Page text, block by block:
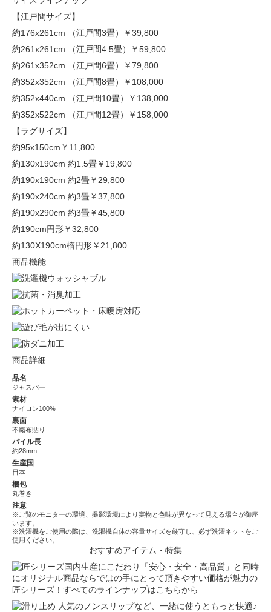
【江戸間サイズ】
約176x261cm （江戸間3畳）
￥39,800
約261x261cm （江戸間4.5畳）
￥59,800
約261x352cm （江戸間6畳）
￥79,800
約352x352cm （江戸間8畳）
￥108,000
約352x440cm （江戸間10畳）
￥138,000
約352x522cm （江戸間12畳）
￥158,000
【ラグサイズ】
約95x150cm ￥11,800
約130x190cm 約1.5畳￥19,800
約190x190cm 約2畳￥29,800
約190x240cm 約3畳￥37,800
約190x290cm 約3畳￥45,800
約190cm円形￥32,800
約130X190cm楕円形￥21,800
商品機能
商品詳細
品名
ジャスパー
素材
ナイロン100%
裏面
不織布貼り
パイル長
約28mm
生産国
日本
梱包
丸巻き
注意
※ご覧のモニターの環境、撮影環境により実物と色味が異なって見える場合が御座
います。
※洗濯機をご使用の際は、洗濯機自体の容量サイズを厳守し、必ず洗濯ネットをご
使用ください。
おすすめアイテム・特集
国内生産にこだわり「安心・安全・高品質」と同時
にオリジナル商品ならではの手にとって頂きやすい価格が魅力の
匠シリーズ！すべてのラインナップはこちらから
人気のノンスリップなど、一緒に使うともっと快適♪